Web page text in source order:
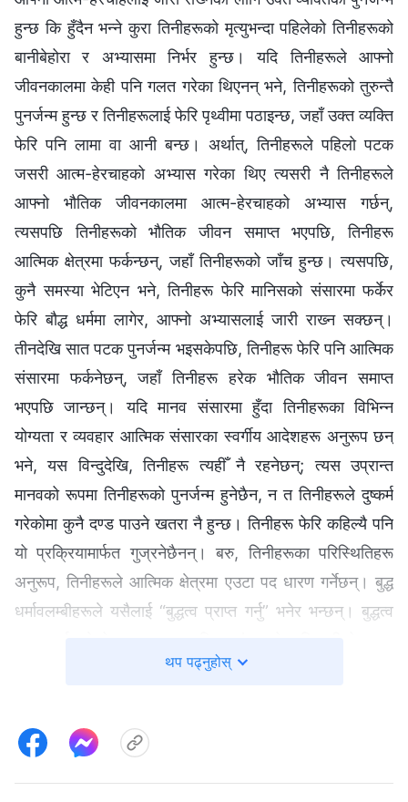
हुन्छ कि हुँदैन भन्‍ने कुरा तिनीहरूको मृत्युभन्दा पहिलेको तिनीहरूको
बानीबेहोरा र अभ्यासमा निर्भर हुन्छ। यदि तिनीहरूले आफ्‍नो
जीवनकालमा केही पनि गलत गरेका थिएनन् भने, तिनीहरूको तुरुन्तै
पुनर्जन्‍म हुन्छ र तिनीहरूलाई फेरि पृथ्वीमा पठाइन्छ, जहाँ उक्त व्यक्ति
फेरि पनि लामा वा आनी बन्छ। अर्थात्, तिनीहरूले पहिलो पटक
जसरी आत्म-हेरचाहको अभ्यास गरेका थिए त्यसरी नै तिनीहरूले
आफ्‍नो भौतिक जीवनकालमा आत्म-हेरचाहको अभ्यास गर्छन्,
त्यसपछि तिनीहरूको भौतिक जीवन समाप्त भएपछि, तिनीहरू
आत्मिक क्षेत्रमा फर्कन्छन्, जहाँ तिनीहरूको जाँच हुन्छ। त्यसपछि,
कुनै समस्या भेटिएन भने, तिनीहरू फेरि मानिसको संसारमा फर्केर
फेरि बौद्ध धर्ममा लागेर, आफ्‍नो अभ्यासलाई जारी राख्‍न सक्छन्।
तीनदेखि सात पटक पुनर्जन्‍म भइसकेपछि, तिनीहरू फेरि पनि आत्मिक
संसारमा फर्कनेछन्, जहाँ तिनीहरू हरेक भौतिक जीवन समाप्त
भएपछि जान्छन्। यदि मानव संसारमा हुँदा तिनीहरूका विभिन्‍न
योग्यता र व्यवहार आत्मिक संसारका स्वर्गीय आदेशहरू अनुरूप छन्
भने, यस विन्दुदेखि, तिनीहरू त्यहीँ नै रहनेछन्; त्यस उप्रान्त
मानवको रूपमा तिनीहरूको पुनर्जन्‍म हुनेछैन, न त तिनीहरूले दुष्कर्म
गरेकोमा कुनै दण्ड पाउने खतरा नै हुन्छ। तिनीहरू फेरि कहिल्यै पनि
यो प्रक्रियामार्फत गुज्रनेछैनन्। बरु, तिनीहरूका परिस्‍थितिहरू
अनुरूप, तिनीहरूले आत्मिक क्षेत्रमा एउटा पद धारण गर्नेछन्। बुद्ध
धर्मावलम्बीहरूले यसैलाई “बुद्धत्व प्राप्त गर्नु” भनेर भन्छन्। बुद्धत्व
नियुक्त भई सफलता प्राप्त गरेर, अब उप्रान्त पुनर्जन्‍म नहुनु वा
उप्रान्त पुनर्जन्‍म भई मानव भएर कष्ट-भोग नगर्नु भन्‍ने हुन्छ।
त्यसकारण, के पशु-प्राणीको रूपमा तिनीहरूको पुनर्जन्‍म हुने कुनै
सम्‍भावना हुन्छ? (हुँदैन।) यसको अर्थ तिनीहरू आत्मिक संसारमा
थप पढ्नुहोस्